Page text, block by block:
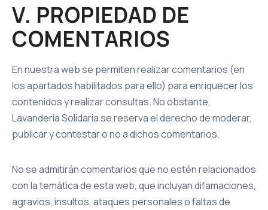
V. PROPIEDAD DE
COMENTARIOS
En nuestra web se permiten realizar comentarios (en
los apartados habilitados para ello) para enriquecer los
contenidos y realizar consultas. No obstante,
Lavandería Solidaria se reserva el derecho de moderar,
publicar y contestar o no a dichos comentarios.
No se admitirán comentarios que no estén relacionados
con la temática de esta web, que incluyan difamaciones,
agravios, insultos, ataques personales o faltas de